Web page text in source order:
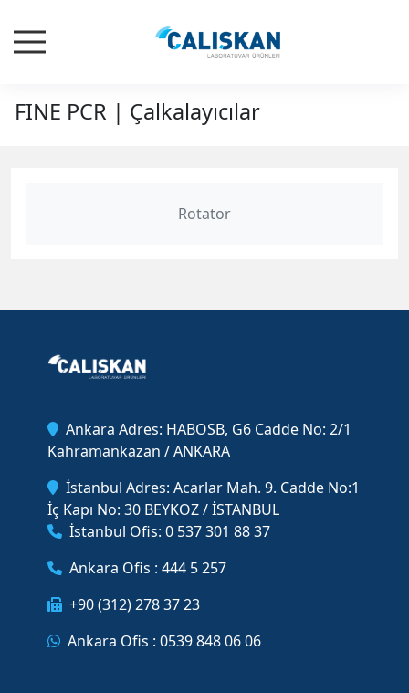
FINE PCR | Çalkalayıcılar
Rotator
Ankara Adres: HABOSB, G6 Cadde No: 2/1
Kahramankazan / ANKARA
İstanbul Adres: Acarlar Mah. 9. Cadde No:1
İç Kapı No: 30 BEYKOZ / İSTANBUL
İstanbul Ofis: 0 537 301 88 37
Ankara Ofis : 444 5 257
+90 (312) 278 37 23
Ankara Ofis : 0539 848 06 06